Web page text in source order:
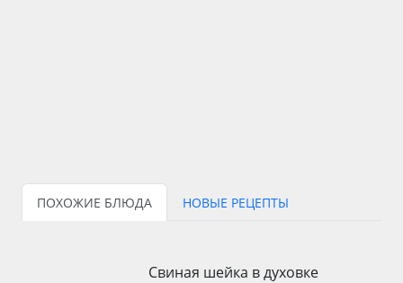
ПОХОЖИЕ БЛЮДА НОВЫЕ РЕЦЕПТЫ
Свиная шейка в духовке